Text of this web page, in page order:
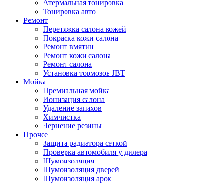
Атермальная тонировка
Тонировка авто
Ремонт
Перетяжка салона кожей
Покраска кожи салона
Ремонт вмятин
Ремонт кожи салона
Ремонт салона
Установка тормозов JBT
Мойка
Премиальная мойка
Ионизация салона
Удаление запахов
Химчистка
Чернение резины
Прочее
Защита радиатора сеткой
Проверка автомобиля у дилера
Шумоизоляция
Шумоизоляция дверей
Шумоизоляция арок